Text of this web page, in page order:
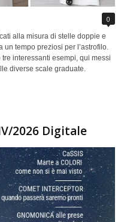
0
alla misura di stelle doppie e
tempo preziosi per l’astrofilo.
interessanti esempi, qui messi
diverse scale graduate.
2026 Digitale